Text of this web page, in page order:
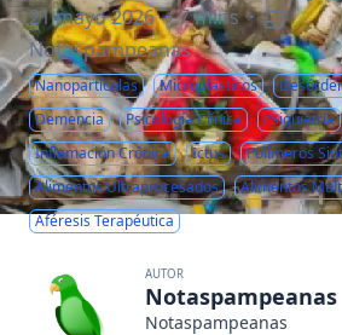
21 mayo 2026 · 7 mins ·
Notaspampeanas
Nanopartículas Microplásticos
Demencia
Psicología Clínica Psiquiatría
Inflamación Crónica
Ictus Polímeros
Alimentos Ultraprocesados
Alimentos
Aféresis Terapéutica
AUTOR
Notaspampeanas
Notaspampeanas